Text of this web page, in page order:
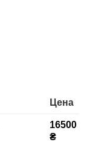
Цена
16500
₴